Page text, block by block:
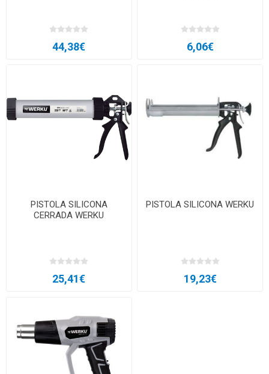
44,38€ 6,06€
PISTOLA SILICONA
CERRADA WERKU
25,41€
PISTOLA SILICONA WERKU
19,23€